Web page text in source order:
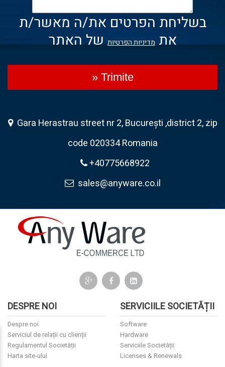
בשליחת הפרטים את/ה מאשר/ת
אתמדיניות הפרטיותשל האתר
» Trimite
Gara Herastrau street nr 2, București ,district 2, zip
code 020334 Romania
+40775668922
sales@anyware.co.il
DESPRE NOI
Despre noi
Serviciul de relații cu clienții
Regulamentul Societății
Harta site-ului
SERVICIILE SOCIETĂȚII
Software
Hardware
Serviciile Societății
Licenses & Renewals